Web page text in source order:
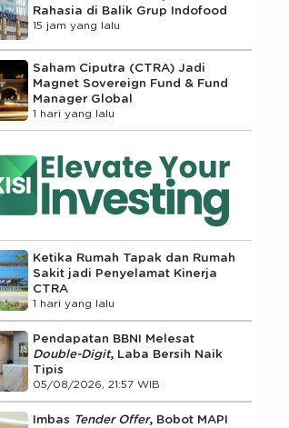
Rahasia di Balik Grup Indofood
15 jam yang lalu
Saham Ciputra (CTRA) Jadi
Magnet Sovereign Fund & Fund
Manager Global
1 hari yang lalu
Ketika Rumah Tapak dan Rumah
Sakit jadi Penyelamat Kinerja
CTRA
1 hari yang lalu
Pendapatan BBNI Melesat
Double-Digit, Laba Bersih Naik
Tipis
05/08/2026, 21:57 WIB
Imbas Tender Offer, Bobot MAPI